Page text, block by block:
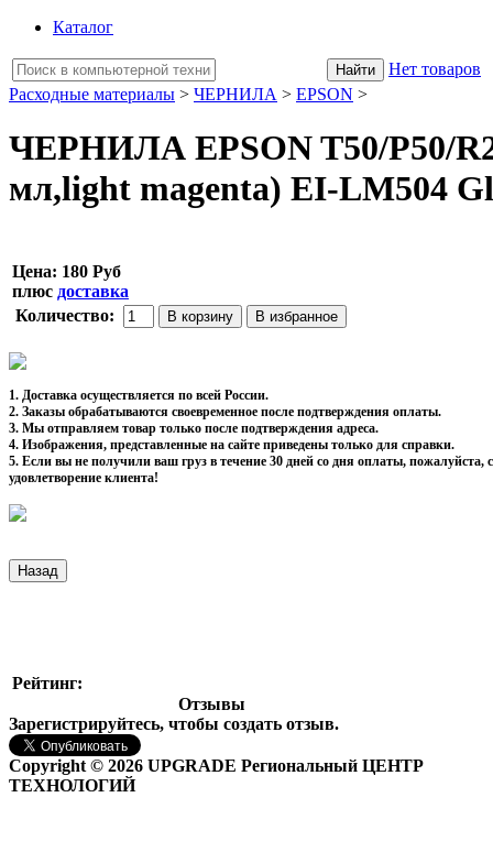
Каталог
Нет товаров
Расходные материалы > ЧЕРНИЛА > EPSON >
ЧЕРНИЛА EPSON T50/P50/
мл,light magenta) EI-LM504
Цена: 180 Руб
плюс доставка
Количество:
1. Доставка осуществляется по всей России.
2. Заказы обрабатываются своевременное после подтверждения оплаты.
3. Мы отправляем товар только после подтверждения адреса.
4. Изображения, представленные на сайте приведены только для справки.
5. Если вы не получили ваш груз в течение 30 дней со дня оплаты,
удовлетворение клиента!
Рейтинг:
Отзывы
Зарегистрируйтесь, чтобы создать отзыв.
Copyright © 2026 UPGRADE Региональный ЦЕНТР
ТЕХНОЛОГИЙ